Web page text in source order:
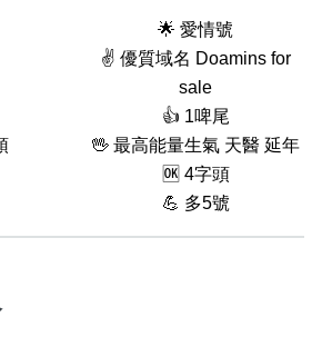
🌟 愛情號
✌️ 優質域名 Doamins for
sale
👍 1啤尾
🖖 最高能量生氣 天醫 延年
🆗️ 4字頭
💪 多5號